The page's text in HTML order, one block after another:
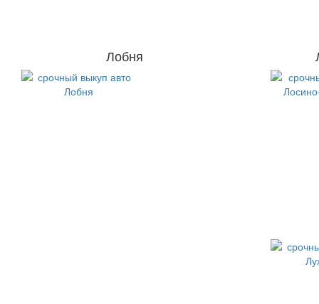
Лобня